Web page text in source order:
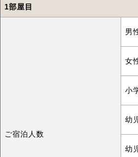
1部屋目
ご宿泊人数
男
女
小
幼
幼